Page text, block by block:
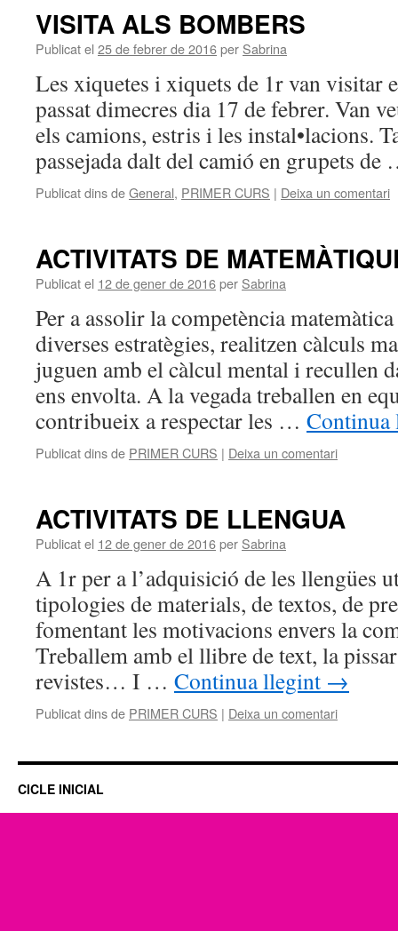
VISITA ALS BOMBERS
Publicat el 25 de febrer de 2016per Sabrina
Les xiquetes i xiquets de 1r van visitar
passat dimecres dia 17 de febrer. Van
els camions, estris i les instal•lacions.
passejada dalt del camió en grupets
Publicat dins deGeneral, PRIMER CURS | Deixa un comentari
ACTIVITATS DE
Publicat el 12 de gener de 2016per Sabrina
Per a assolir la competència
diverses estratègies, realitzen càlculs
juguen amb el càlcul mental i recullen
ens envolta. A la vegada treballen en
contribueix a respectar les …
Publicat dins de PRIMER CURS | Deixa un comentari
ACTIVITATS DE LLENGUA
Publicat el 12 de gener de 2016per Sabrina
A 1r per a l’adquisició de les llengües
tipologies de materials, de textos, de
fomentant les motivacions envers la
Treballem amb el llibre de text, la
revistes… I … Continua llegint →
Publicat dins de PRIMER CURS | Deixa un comentari
CICLE INICIAL